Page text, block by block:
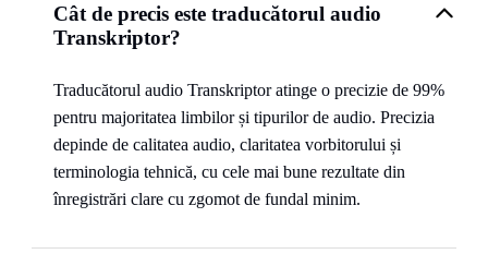
Cât de precis este traducătorul audio
Transkriptor?
Traducătorul audio Transkriptor atinge o precizie de 99%
pentru majoritatea limbilor și tipurilor de audio. Precizia
depinde de calitatea audio, claritatea vorbitorului și
terminologia tehnică, cu cele mai bune rezultate din
înregistrări clare cu zgomot de fundal minim.